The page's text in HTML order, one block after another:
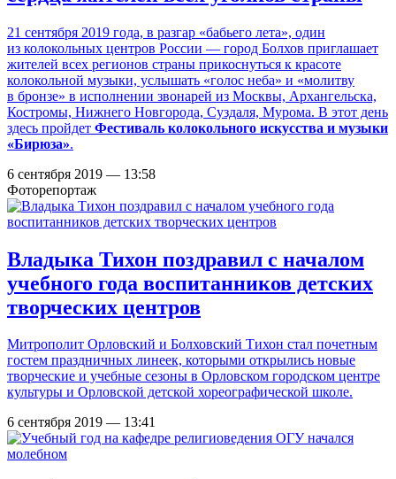
21 сентября 2019 года, в разгар «бабьего лета», один
из колокольных центров России — город Болхов приглашает
жителей всех регионов страны прикоснуться к красоте
колокольной музыки, услышать «голос неба» и «молитву
в бронзе» в исполнении звонарей из Москвы, Архангельска,
Костромы, Нижнего Новгорода, Суздаля, Мурома. В этот день
здесь пройдет Фестиваль колокольного искусства и музыки
«Бирюза».
6 сентября 2019 — 13:58
Фоторепортаж
Владыка Тихон поздравил с началом
учебного года воспитанников детских
творческих центров
Митрополит Орловский и Болховский Тихон стал почетным
гостем праздничных линеек, которыми открылись новые
творческие и учебные сезоны в Орловском городском центре
культуры и Орловской детской хореографической школе.
6 сентября 2019 — 13:41